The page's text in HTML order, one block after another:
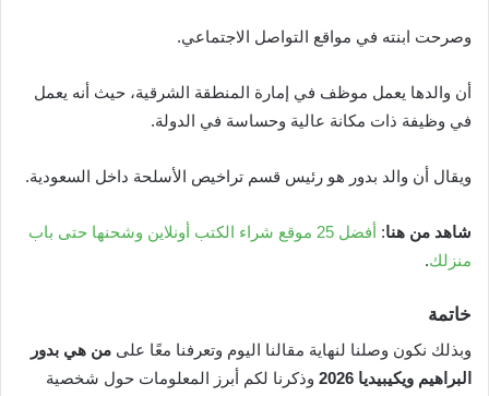
وصرحت ابنته في مواقع التواصل الاجتماعي.
أن والدها يعمل موظف في إمارة المنطقة الشرقية، حيث أنه يعمل
في وظيفة ذات مكانة عالية وحساسة في الدولة.
ويقال أن والد بدور هو رئيس قسم تراخيص الأسلحة داخل السعودية.
شاهد من هنا:
أفضل 25 موقع شراء الكتب أونلاين وشحنها حتى باب
منزلك.
خاتمة
وبذلك نكون وصلنا لنهاية مقالنا اليوم وتعرفنا معًا على من هي بدور
البراهيم ويكيبيديا 2026
وذكرنا لكم أبرز المعلومات حول شخصية